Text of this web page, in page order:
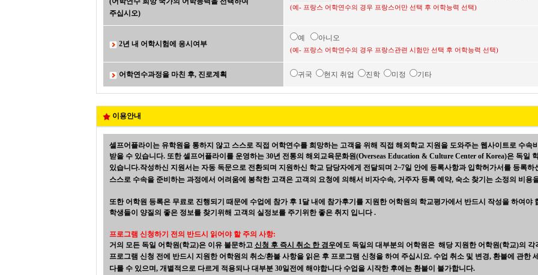
주십시오)
(예- 프랑스 어학연수의 경우 프랑스어만 선택 후 어학능력 선택)
2년 내 어학시험에 응시여부
예 아니오
(예- 프랑스 어학연수의 경우 프랑스관련 시험만 선택 후 어학능력 선택)
어학연수과정을 마친 후, 진로계획 귀국 현지 취업 진학 미정 기타
이용안내
셀프어플라이는 유학원을 통하지 않고 스스로 직접 어학연수를 희망하는 고객을 위해 직접 해외학교 지원을 도와주는 웹사이트로 수속
받을 수 있습니다. 또한 셀프어플라이를 운영하는 30년 전통의 해외교육문화원(Overseas Education & Culture Center of Korea)은 독일
있습니다.작성하신 지원서는 자동 독문으로 전환되며 지원하신 학교 담당자에게 전달되며 2~7일 안에 등록사항과 입학허가서를 등록
스스로 수속을 준비하는 과정에서 어려움에 봉착한 고객은 고객의 요청에 의해서 비자수속, 거주자 등록 예약, 숙소 찾기는 소정의 비용
또한 어학원 등록은 무료로 진행되기 때문에 수업에 참가 후 1달 내에 참가후기를 지원한 어학원의 학교평가에서 반드시 작성을 하여야
학생들이 양질의 좋은 정보를 찾기위해 고객의 실정보를 주기위한 좋은 취지 입니다 .
프로그램 신청하기 전의 반드시 읽어야 할 주의 사항:
거의 모든 독일 어학원(학교)은 이유 불문하고 신청 후 즉시 취소 한 경우에도 독일의 대부분의 어학원은 해당 지원한 어학원(학교)의
프로그램 신청 전에 반드시 지원한 어학원의 취소/환불 사항을 읽은 후 프로그램 신청을 하여 주십시요. 수업 취소 및 변경, 환불에 관한
다를 수 있으며, 개별적으로 다르게 적용되나 대부분 30일전에 해야합니다 수업을 시작한 후에는 환불이 불가합니다.